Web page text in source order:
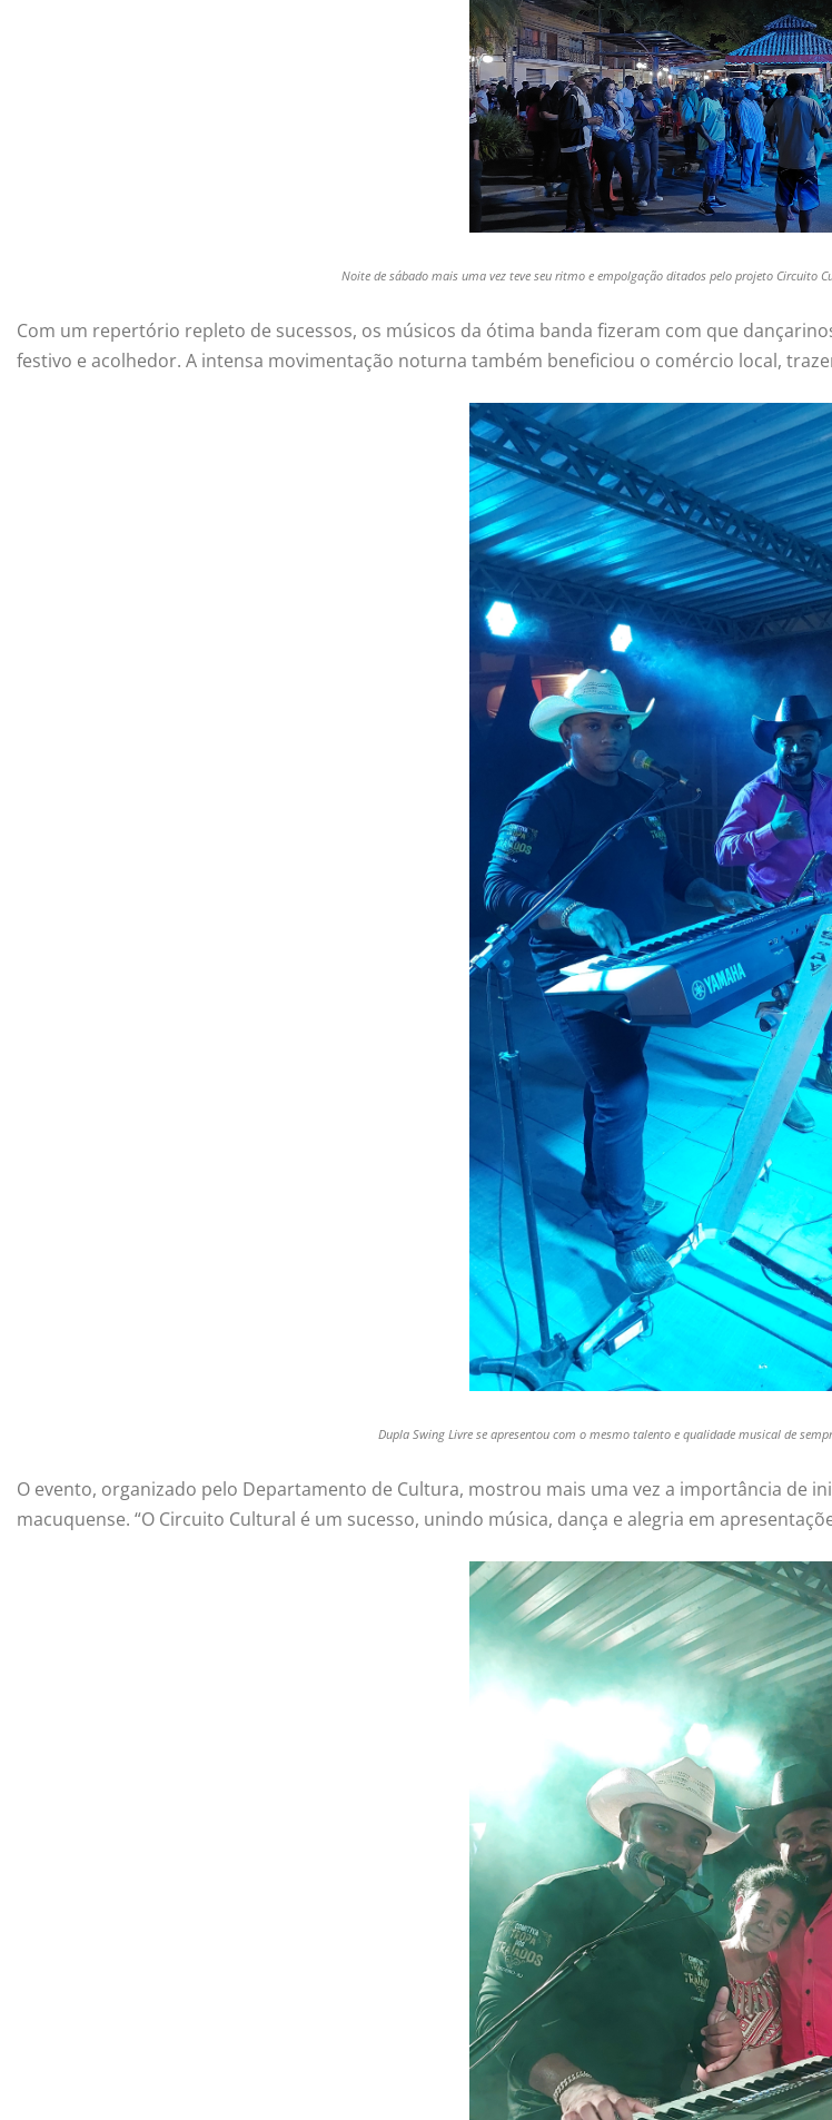
Noite de sábado mais uma vez teve seu ritmo e empolgação ditados pelo projeto Circuito
Com um repertório repleto de sucessos, os músicos da ótima banda fizeram com que
festivo e acolhedor. A intensa movimentação noturna também beneficiou o comércio local,
Dupla Swing Livre se apresentou com o mesmo talento e qualidade musical de
O evento, organizado pelo Departamento de Cultura, mostrou mais uma vez a importância de
macuquense. “O Circuito Cultural é um sucesso, unindo música, dança e alegria em